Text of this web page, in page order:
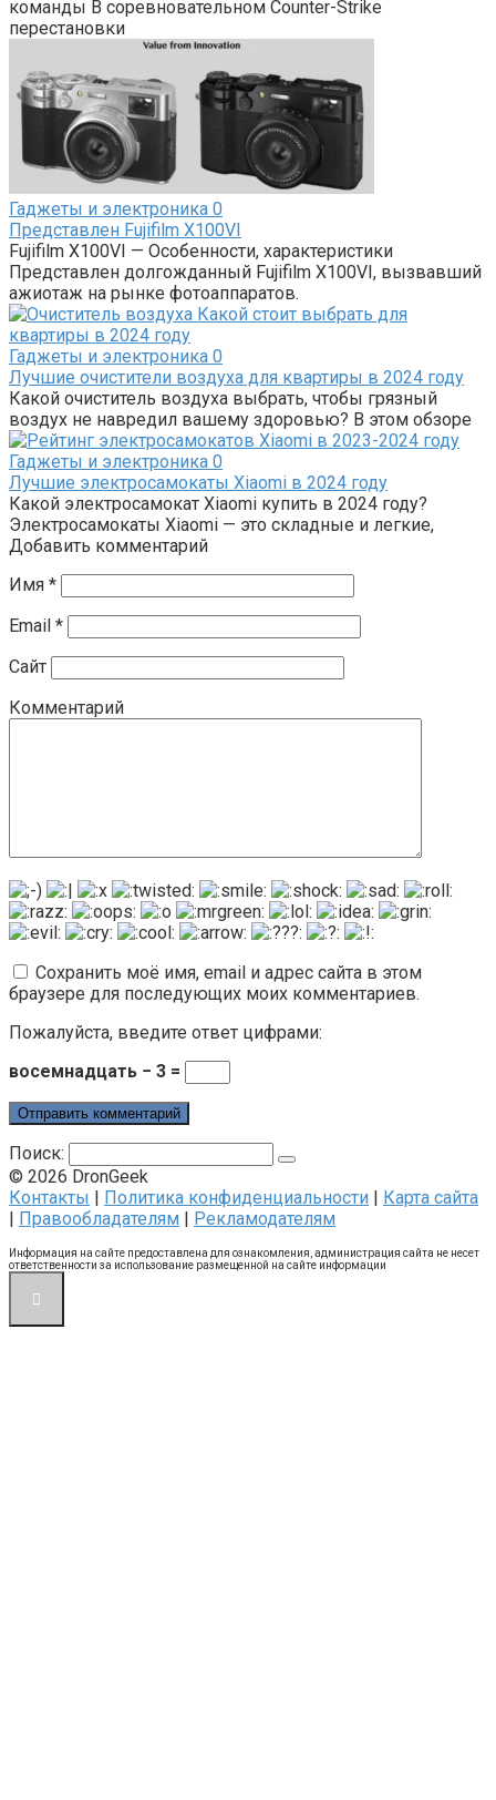
команды В соревновательном Counter-Strike
перестановки
Гаджеты и электроника 0
Представлен Fujifilm X100VI
Fujifilm X100VI — Особенности, характеристики
Представлен долгожданный Fujifilm X100VI, вызвавший
ажиотаж на рынке фотоаппаратов.
Гаджеты и электроника 0
Лучшие очистители воздуха для квартиры в 2024 году
Какой очиститель воздуха выбрать, чтобы грязный
воздух не навредил вашему здоровью? В этом обзоре
Гаджеты и электроника 0
Лучшие электросамокаты Xiaomi в 2024 году
Какой электросамокат Xiaomi купить в 2024 году?
Электросамокаты Xiaomi — это складные и легкие,
Добавить комментарий
Имя *
Email *
Сайт
Комментарий
Сохранить моё имя, email и адрес сайта в этом
браузере для последующих моих комментариев.
Пожалуйста, введите ответ цифрами:
восемнадцать − 3 =
Поиск:
© 2026 DronGeek
Контакты | Политика конфиденциальности | Карта сайта
| Правообладателям | Рекламодателям
Информация на сайте предоставлена для ознакомления, администрация сайта не несет
ответственности за использование размещенной на сайте информации